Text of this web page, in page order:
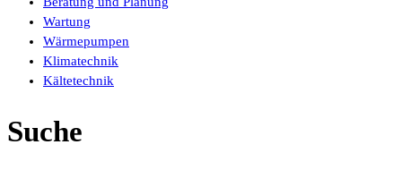
Wartung
Wärmepumpen
Klimatechnik
Kältetechnik
Suche